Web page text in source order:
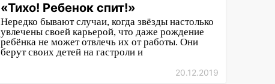
«Тихо! Ребенок спит!»
Нередко бывают случаи, когда звёзды настолько
увлечены своей карьерой, что даже рождение
ребёнка не может отвлечь их от работы. Они
берут своих детей на гастроли и
20.12.2019